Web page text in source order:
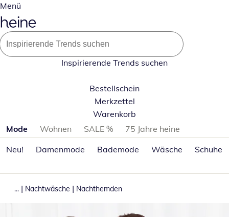
Menü
Inspirierende Trends suchen
Bestellschein
Merkzettel
Warenkorb
Produktkategorien überspringen
Mode Wohnen SALE %
75 Jahre heine
Neu!
Damenmode Bademode Wäsche Schuhe
... | Nachtwäsche | Nachthemden